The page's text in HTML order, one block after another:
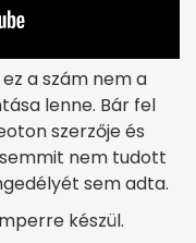
a szám nem a
lenne. Bár fel
szerzője és
nem tudott
sem adta.
készül.